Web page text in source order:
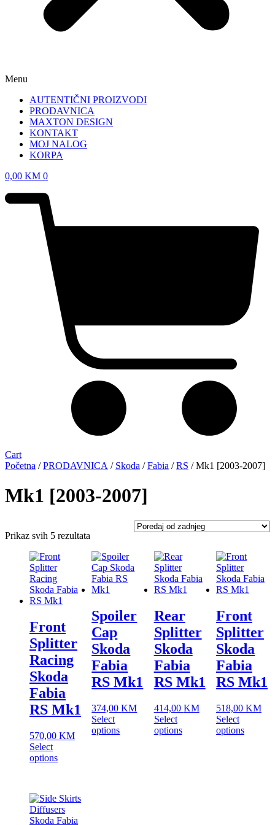
Menu
AUTENTIČNI PROIZVODI
PRODAVNICA
MAXTON DESIGN
KONTAKT
MOJ NALOG
KORPA
0,00 KM 0
Cart
Početna /PRODAVNICA / Skoda /Fabia /RS / Mk1 [2003-2007]
Mk1 [2003-2007]
Prikaz svih 5 rezultata
latest
Front
Splitter
Racing
Skoda
Fabia
RS Mk1
570,00 KM
Select
options
Spoiler
Cap
Skoda
Fabia
RS Mk1
374,00KM
Select
options
Rear
Splitter
Skoda
Fabia
RS Mk1
414,00 KM
Select
options
Front
Splitter
Skoda
Fabia
RS Mk1
518,00 KM
Select
options